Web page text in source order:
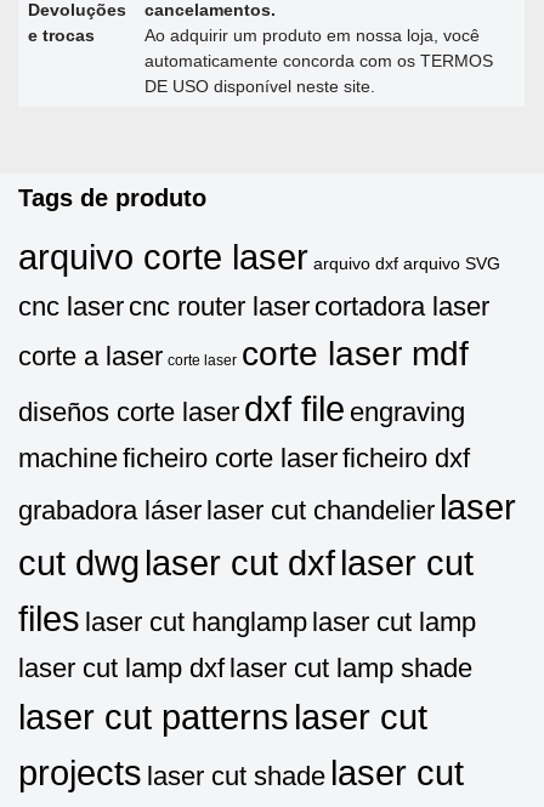
Devoluções
e trocas
cancelamentos.
Ao adquirir um produto em nossa loja, você
automaticamente concorda com os TERMOS
DE USO disponível neste site.
Tags de produto
arquivo corte laser arquivo dxf arquivo SVG
cnc laser cnc router laser cortadora laser
corte a laser corte laser corte laser mdf
diseños corte laser dxf file engraving
machineficheiro corte laserficheiro dxf
grabadora láser laser cut chandelier laser
cut dwg laser cut dxflaser cut
files laser cut hanglamp laser cut lamp
laser cut lamp dxf laser cut lamp shade
laser cut patterns laser cut
projects laser cut shade laser cut